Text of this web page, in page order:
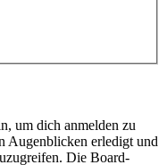
um dich anmelden zu
Augenblicken erledigt und
Die Board-